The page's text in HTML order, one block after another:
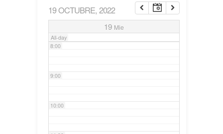
19 OCTUBRE, 2022
19 Mie
All-day
7:00
8:00
9:00
10:00